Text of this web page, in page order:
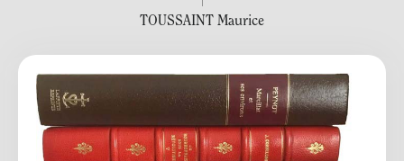
TOUSSAINT Maurice